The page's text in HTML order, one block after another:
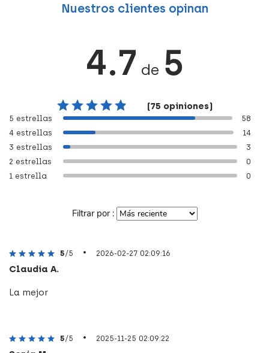
Nuestros clientes opinan
4.7 de 5
(75 opiniones)
1 estrella 0
2 estrellas 0
3 estrellas 3
4 estrellas 14
5 estrellas 58
Filtrar por :
5/5 • 2026-02-27 02:09:16
Claudia A.
La mejor
5/5 • 2025-11-25 02:09:22